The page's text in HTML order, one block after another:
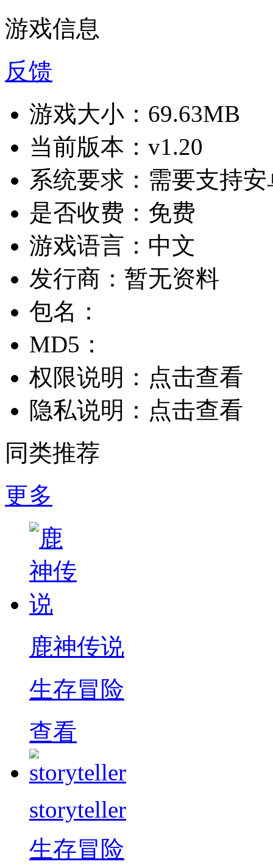
游戏信息
反馈
游戏大小： 69.63MB
当前版本： v1.20
系统要求： 需要支持
是否收费： 免费
游戏语言： 中文
发行商： 暂无资料
包名：
MD5：
权限说明： 点击查看
隐私说明： 点击查看
同类推荐
更多
鹿神传说
生存冒险
查看
storyteller
生存冒险